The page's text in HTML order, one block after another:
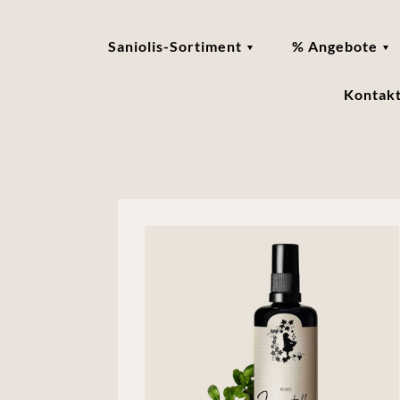
Saniolis-Sortiment % Angebote
Kontakt